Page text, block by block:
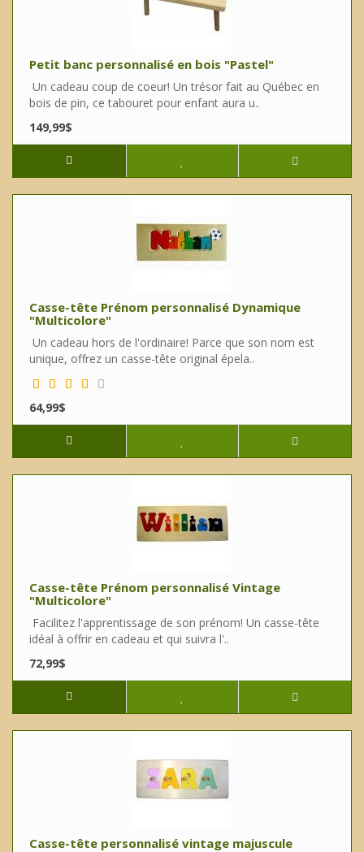
Petit banc personnalisé en bois "Pastel"
Un cadeau coup de coeur! Un trésor fait au Québec en
bois de pin, ce tabouret pour enfant aura u..
149,99$
Casse-tête Prénom personnalisé Dynamique
"Multicolore"
Un cadeau hors de l'ordinaire! Parce que son nom est
unique, offrez un casse-tête original épela..
64,99$
Casse-tête Prénom personnalisé Vintage
"Multicolore"
Facilitez l'apprentissage de son prénom! Un casse-tête
idéal à offrir en cadeau et qui suivra l'..
72,99$
Casse-tête personnalisé vintage majuscule